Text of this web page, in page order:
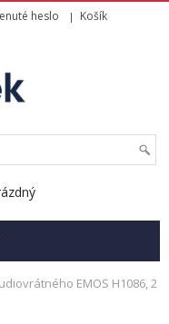
heslo Košík
EMOS H1086, 2